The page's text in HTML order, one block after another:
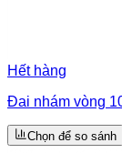
Hết hàng
Đai nhám vòng
Chọn để so sánh